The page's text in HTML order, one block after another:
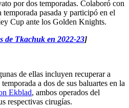
por dos temporadas. Colaboró con
temporada pasada y participó en el
Cup ante los Golden Knights.
de Tkachuk en 2022-23]
de ellas incluyen recuperar a
a dos de sus baluartes en la
Ekblad, ambos operados del
respectivas cirugías.